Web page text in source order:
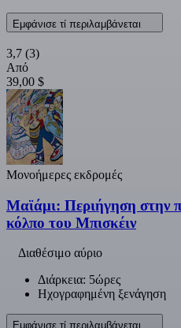
Εμφάνισε τί περιλαμβάνεται
3,7 (3)
Από
39,00 $
Μονοήμερες εκδρομές
Μαϊάμι: Περιήγηση στην
κόλπο του Μπισκέιν
Διαθέσιμο αύριο
Διάρκεια: 5ώρες
Ηχογραφημένη ξενάγηση
Εμφάνισε τί περιλαμβάνεται